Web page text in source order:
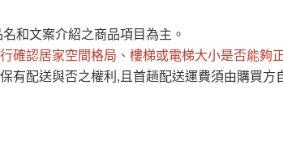
名和文案介紹之商品項目為主。
確認居家空間格局、 樓梯或電梯大小是否能夠
有配送與否之權利,且首趟配送運費須由購買方
訂單。
會與您電話聯絡或E-Mail通知確認訂單。
單後無現貨我們客服會再來電或E-Mail與您聯絡